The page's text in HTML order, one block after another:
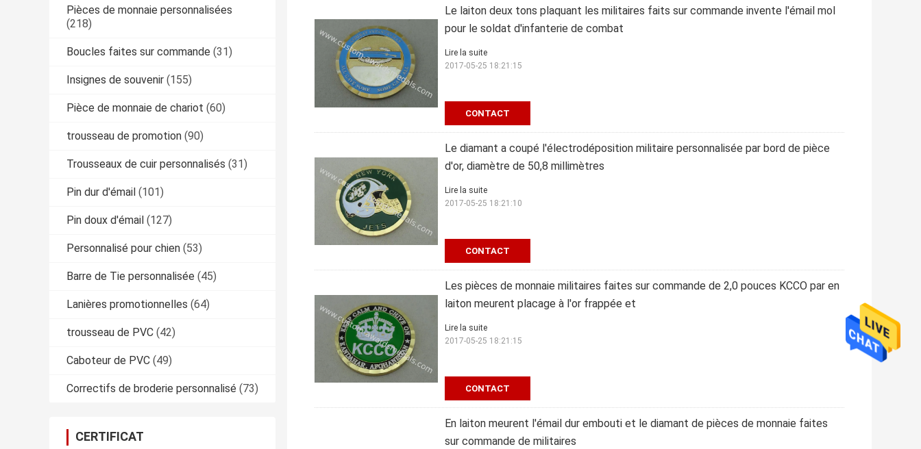
Pièces de monnaie personnalisées
(218)
Boucles faites sur commande (31)
Insignes de souvenir (155)
Pièce de monnaie de chariot (60)
trousseau de promotion (90)
Trousseaux de cuir personnalisés (31)
Pin dur d'émail (101)
Pin doux d'émail (127)
Personnalisé pour chien (53)
Barre de Tie personnalisée (45)
Lanières promotionnelles (64)
trousseau de PVC (42)
Caboteur de PVC (49)
Correctifs de broderie personnalisé (73)
CERTIFICAT
Le laiton deux tons plaquant les militaires faits sur commande invente l'émail mol
pour le soldat d'infanterie de combat
CONTACT
Lire la suite
2017-05-25 18:21:15
Le diamant a coupé l'électrodéposition militaire personnalisée par bord de pièce
d'or, diamètre de 50,8 millimètres
CONTACT
Lire la suite
2017-05-25 18:21:10
Les pièces de monnaie militaires faites sur commande de 2,0 pouces KCCO par en
laiton meurent placage à l'or frappée et
CONTACT
Lire la suite
2017-05-25 18:21:15
En laiton meurent l'émail dur embouti et le diamant de pièces de monnaie faites
sur commande de militaires